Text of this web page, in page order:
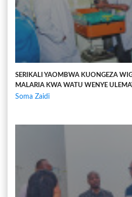
SERIKALI YAOMBWA KUONGEZA
MALARIA KWA WATU WENYE
Soma Zaidi